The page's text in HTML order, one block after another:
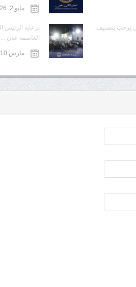
مايو 2, 2026
يرحب بتصنيف
برعاية الرئيس
العاصمة عدن ...
مارس 10, 2026